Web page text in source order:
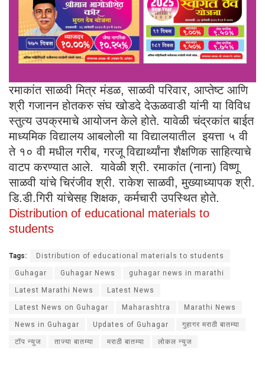
रमाकांत साळवी मित्र मंडळ, साळवी परिवार, आप्तेष्ट आणि
श्री गजानन होतकरु संघ खोडदे देऊळवाडी यांनी या विविध
स्तुत्य उपक्रमाचे आयोजन केले होते. यावेळी चंद्रकांत बाईत
माध्यमिक विद्यालय आबलोली या विद्यालयातील इयत्ता ५ वी
ते १० वी मधील गरीब, गरजू विद्यार्थ्यांना शैक्षणिक साहित्याचे
वाटप करण्यात आले. यावेळी श्री. रमाकांत (नाना) विष्णू
साळवी यांचे चिरंजीव श्री. राकेश साळवी, मुख्याध्यापक श्री.
डि.डी.गिरी यांचेसह शिक्षक, कर्मचारी उपस्थित होते.
Distribution of educational materials to
students
Tags: Distribution of educational materials to students
Guhagar Guhagar News guhagar news in marathi
Latest Marathi News Latest News
Latest News on Guhagar Maharashtra Marathi News
News in Guhagar Updates of Guhagar गुहागर मराठी बातम्या
टॉप न्युज ताज्या बातम्या मराठी बातम्या लोकल न्युज